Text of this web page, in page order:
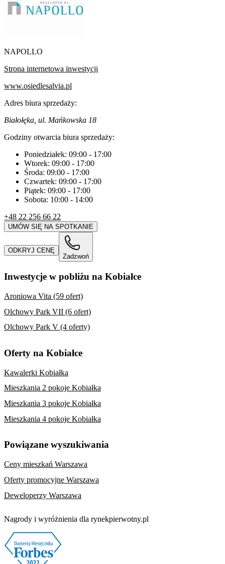
NAPOLLO
Strona internetowa inwestycji
www.osiedlesalvia.pl
Adres biura sprzedaży:
Białołęka, ul. Mańkowska 18
Godziny otwarcia biura sprzedaży:
Poniedziałek: 09:00 - 17:00
Wtorek: 09:00 - 17:00
Środa: 09:00 - 17:00
Czwartek: 09:00 - 17:00
Piątek: 09:00 - 17:00
Sobota: 10:00 - 14:00
+48 22 256 66 22
UMÓW SIĘ NA SPOTKANIE
ODKRYJ CENĘ
Zadzwoń
Inwestycje w pobliżu na Kobiałce
Aroniowa Vita (59 ofert)
Olchowy Park VII (6 ofert)
Olchowy Park V (4 oferty)
Oferty na Kobiałce
Kawalerki Kobiałka
Mieszkania 2 pokoje Kobiałka
Mieszkania 3 pokoje Kobiałka
Mieszkania 4 pokoje Kobiałka
Powiązane wyszukiwania
Ceny mieszkań Warszawa
Oferty promocyjne Warszawa
Deweloperzy Warszawa
Nagrody i wyróżnienia dla rynekpierwotny.pl